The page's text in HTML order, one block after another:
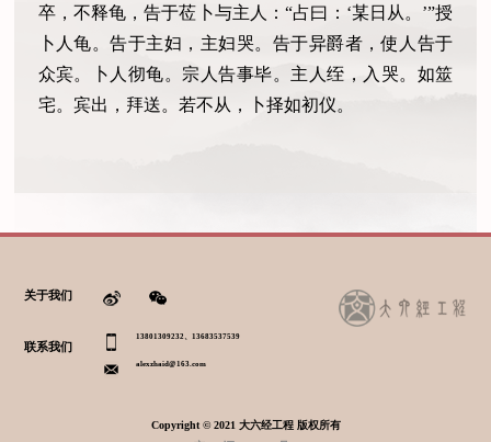
卒，不释龟，告于莅卜与主人：“占曰：‘某日从。’”授
卜人龟。告于主妇，主妇哭。告于异爵者，使人告于
众宾。卜人彻龟。宗人告事毕。主人绖，入哭。如筮
宅。宾出，拜送。若不从，卜择如初仪。
关于我们
联系我们
13801309232、13683537539
alexzhaid@163.com
Copyright © 2021 大六经工程 版权所有